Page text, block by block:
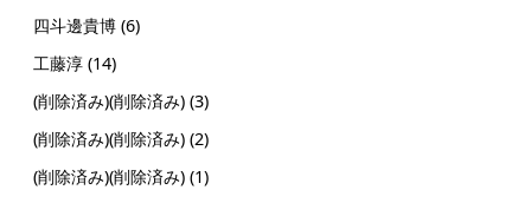
四斗邊貴博 (6)
工藤淳 (14)
(削除済み)(削除済み) (3)
(削除済み)(削除済み) (2)
(削除済み)(削除済み) (1)